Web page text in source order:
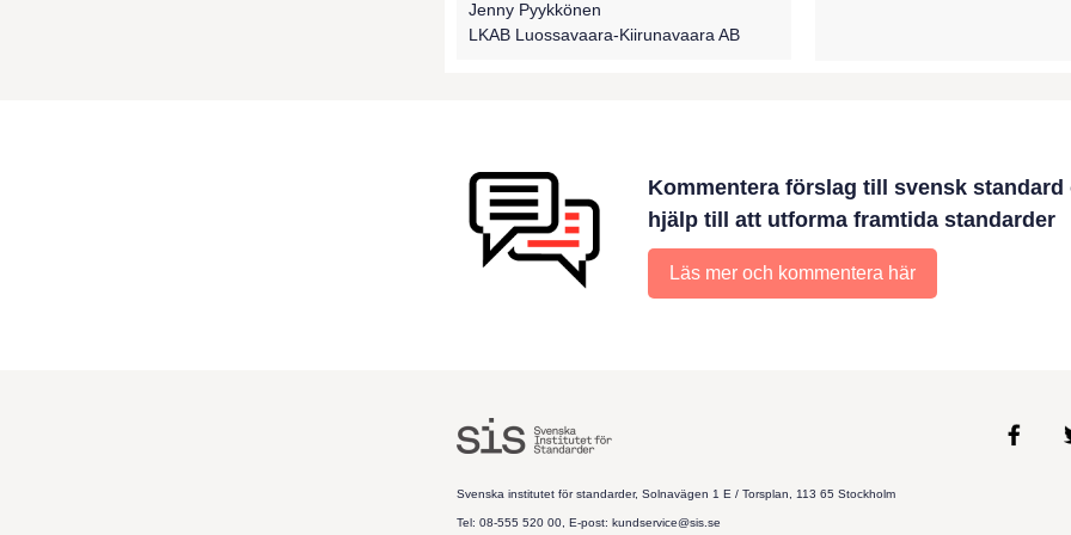
Jenny Pyykkönen
LKAB Luossavaara-Kiirunavaara AB
Kommentera förslag till svensk standard
hjälp till att utforma framtida standarder
Läs mer och kommentera här
Svenska institutet för standarder, Solnavägen 1 E / Torsplan, 113 65 Stockholm
Tel: 08-555 520 00, E-post: kundservice@sis.se